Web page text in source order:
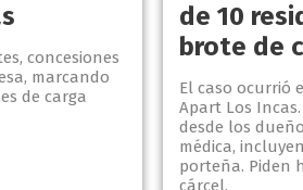
concesiones
marcando
de carga
de 10
brote de
El caso ocurrió
Apart Los
desde los
médica,
porteña. Piden
cárcel.